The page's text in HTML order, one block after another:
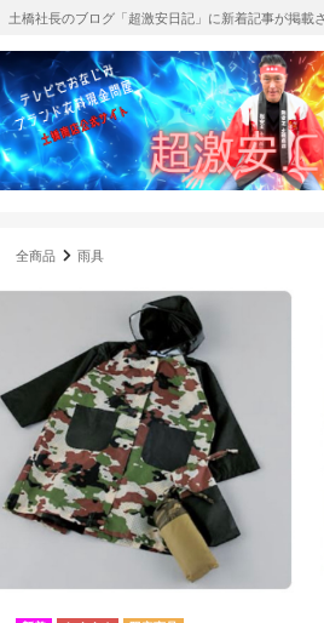
土橋社長のブログ「超激安日記」に新着記事が掲載
全商品 雨具